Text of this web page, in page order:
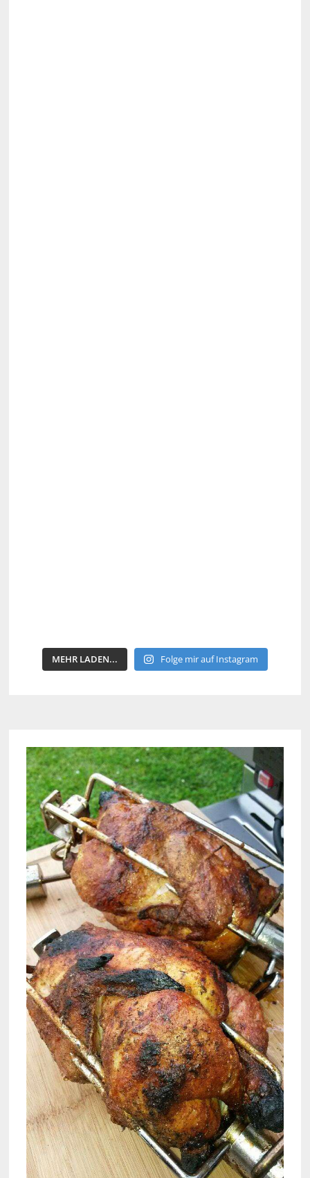
MEHR LADEN... Folge mir auf Instagram